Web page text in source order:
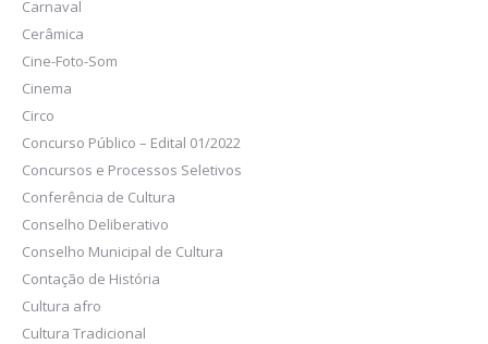
Carnaval
Cerâmica
Cine-Foto-Som
Cinema
Circo
Concurso Público – Edital 01/2022
Concursos e Processos Seletivos
Conferência de Cultura
Conselho Deliberativo
Conselho Municipal de Cultura
Contação de História
Cultura afro
Cultura Tradicional